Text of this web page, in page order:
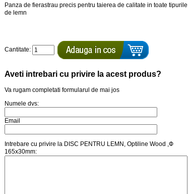
Panza de fierastrau precis pentru taierea de calitate in toate tipurile
de lemn
Cantitate:
Aveti intrebari cu privire la acest produs?
Va rugam completati formularul de mai jos
Numele dvs:
Email
Intrebare cu privire la DISC PENTRU LEMN, Optiline Wood ,Ф
165x30mm: